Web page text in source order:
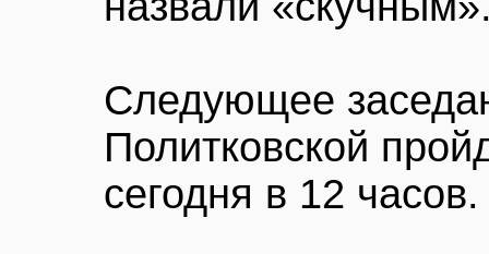
Следующее
Политковской
сегодня в 12 часов.